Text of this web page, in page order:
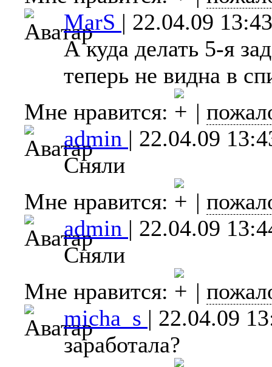
MarS | 22.04.09 13:43
А куда делать 5-я
теперь не видна в
Мне нравится:
|
admin | 22.04.09
Сняли
Мне нравится:
|
admin | 22.04.09
Сняли
Мне нравится:
|
micha_s | 22.04.09
заработала?